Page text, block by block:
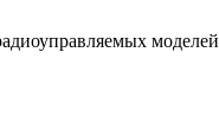
моделей